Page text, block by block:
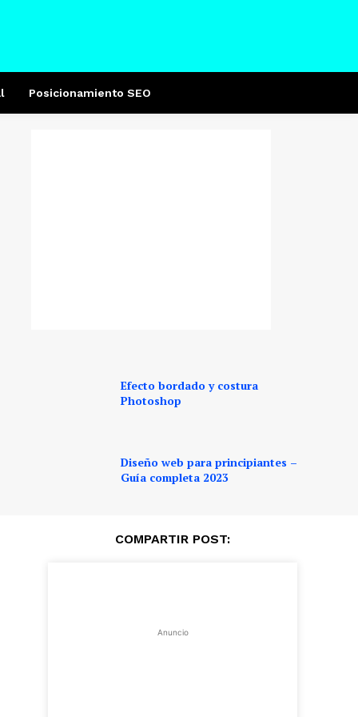
Posicionamiento SEO
Efecto bordado y costura
Photoshop
Diseño web para principiantes –
Guía completa 2023
COMPARTIR POST:
Anuncio